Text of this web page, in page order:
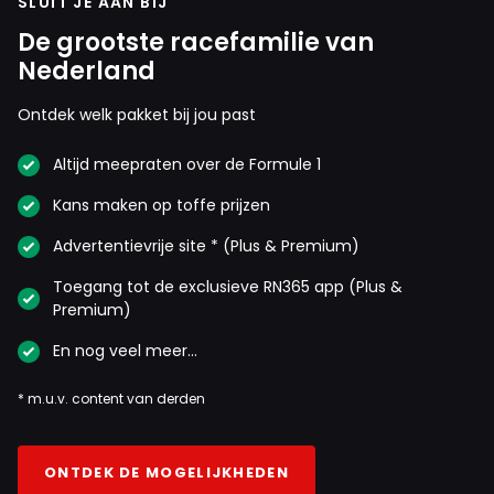
De grootste racefamilie van
Nederland
Ontdek welk pakket bij jou past
Altijd meepraten over de Formule 1
Kans maken op toffe prijzen
Advertentievrije site * (Plus & Premium)
Toegang tot de exclusieve RN365 app (Plus &
Premium)
En nog veel meer…
* m.u.v. content van derden
ONTDEK DE MOGELIJKHEDEN